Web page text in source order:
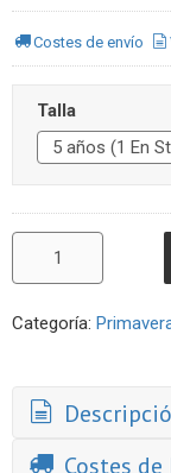
Costes de envío
Talla
Categoría:
Costes de